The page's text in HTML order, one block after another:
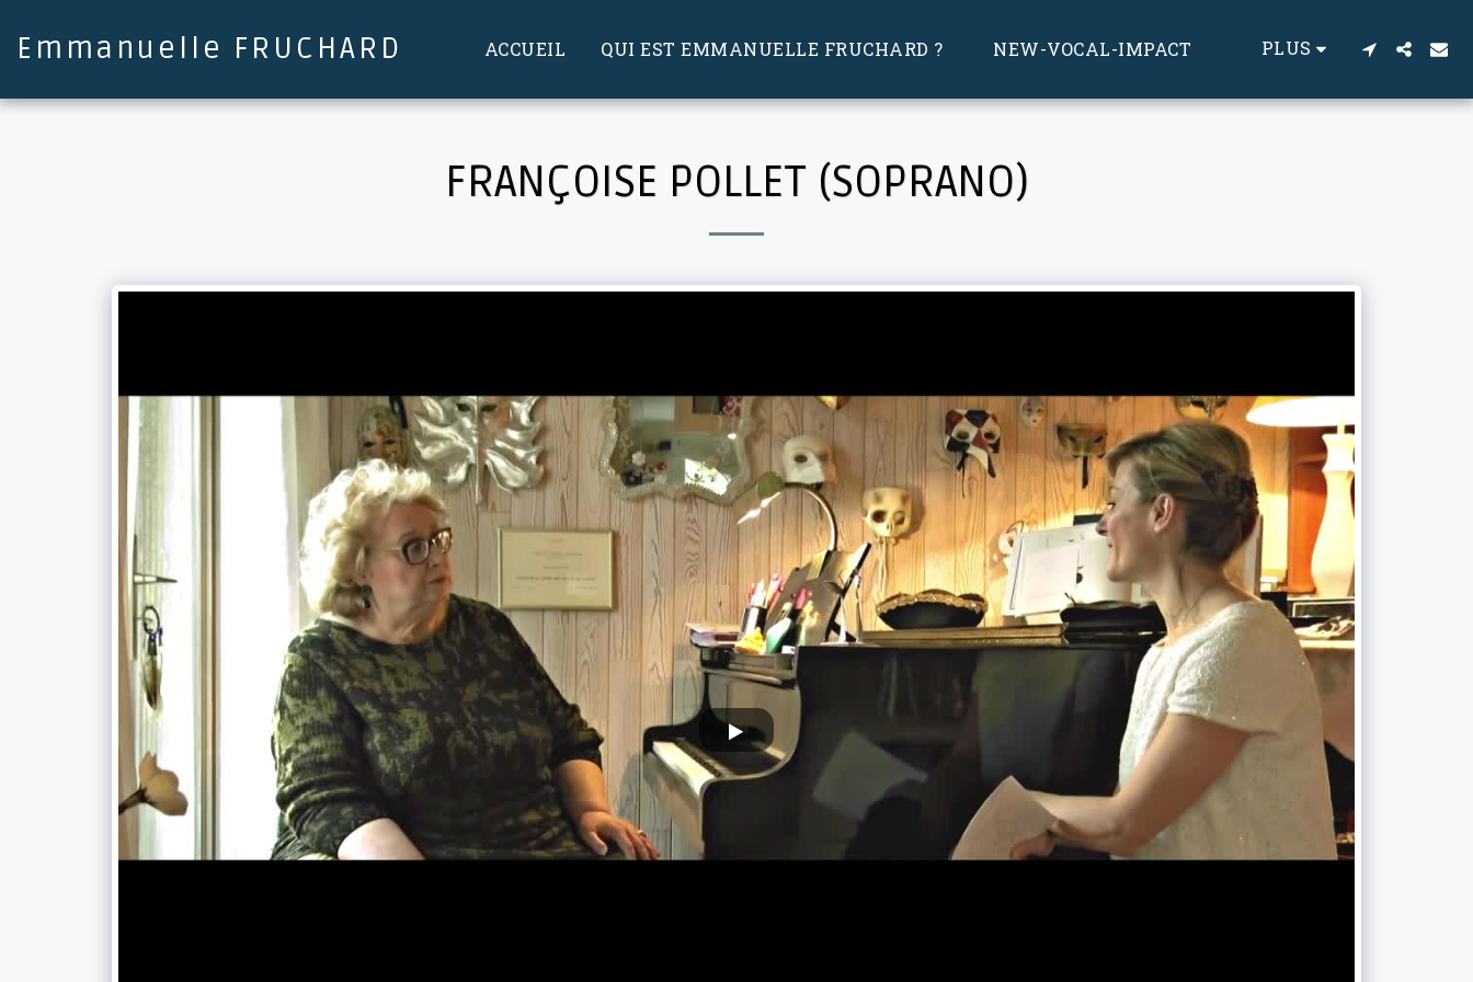
Emmanuelle FRUCHARD ACCUEIL QUI EST EMMANUELLE FRUCHARD ? NEW-VOCAL-IMPACT PLUS
FRANÇOISE POLLET (SOPRANO)